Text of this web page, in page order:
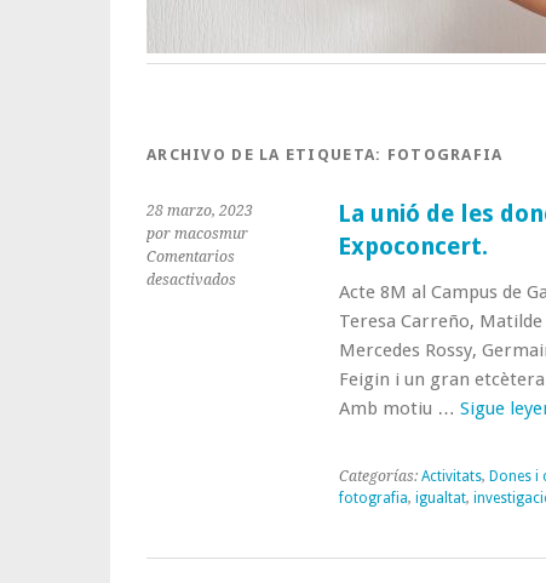
ARCHIVO DE LA ETIQUETA: FOTOGRAFIA
28 marzo, 2023
por macosmur
Comentarios
desactivadosen
La unió de les
Expoconcert.
Acte 8M al Campus de
Teresa Carreño, Matilde
Mercedes Rossy,
Feigin i un gran
Amb motiu … Sigue
Categorías: Activitats, Dones i
fotografia, igualtat,